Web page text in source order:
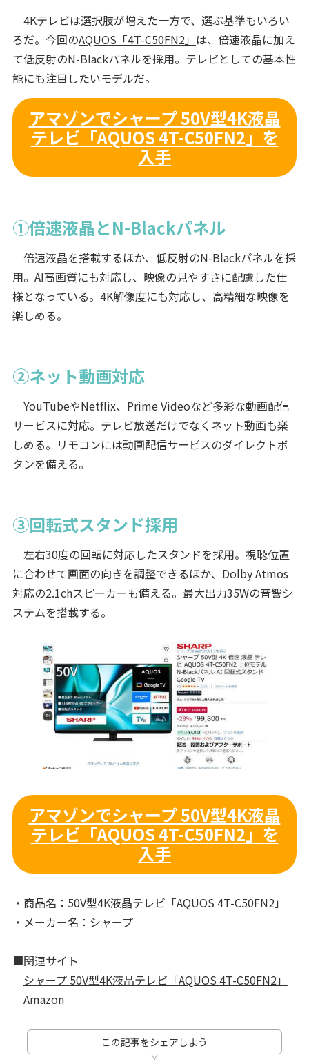
4Kテレビは選択肢が増えた一方で、選ぶ基準もいろい
ろだ。今回のAQUOS「4T-C50FN2」 は、倍速液晶に加え
て低反射のN-Blackパネルを採用。テレビとしての基本性
能にも注目したいモデルだ。
アマゾンでシャープ 50V型4K液晶
テレビ「AQUOS 4T-C50FN2」を
入手
①倍速液晶とN-Blackパネル
倍速液晶を搭載するほか、低反射のN-Blackパネルを採
用。AI高画質にも対応し、映像の見やすさに配慮した仕
様となっている。4K解像度にも対応し、高精細な映像を
楽しめる。
②ネット動画対応
YouTubeやNetflix、Prime Videoなど多彩な動画配信
サービスに対応。テレビ放送だけでなくネット動画も楽
しめる。リモコンには動画配信サービスのダイレクトボ
タンを備える。
③回転式スタンド採用
左右30度の回転に対応したスタンドを採用。視聴位置
に合わせて画面の向きを調整できるほか、Dolby Atmos
対応の2.1chスピーカーも備える。最大出力35Wの音響シ
ステムを搭載する。
アマゾンでシャープ 50V型4K液晶
テレビ「AQUOS 4T-C50FN2」を
入手
・商品名：50V型4K液晶テレビ「AQUOS 4T-C50FN2」
・メーカー名：シャープ
■関連サイト
シャープ 50V型4K液晶テレビ「AQUOS 4T-C50FN2」
Amazon
この記事をシェアしよう